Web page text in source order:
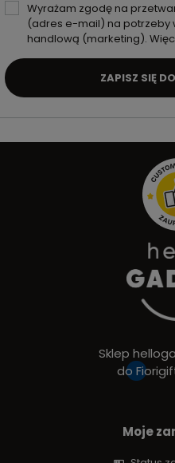
Wyrażam zgodę na
(adres e-mail) na potrzeby
handlową (marketing).
ZAPISZ SIĘ
Sklep
do
Moje